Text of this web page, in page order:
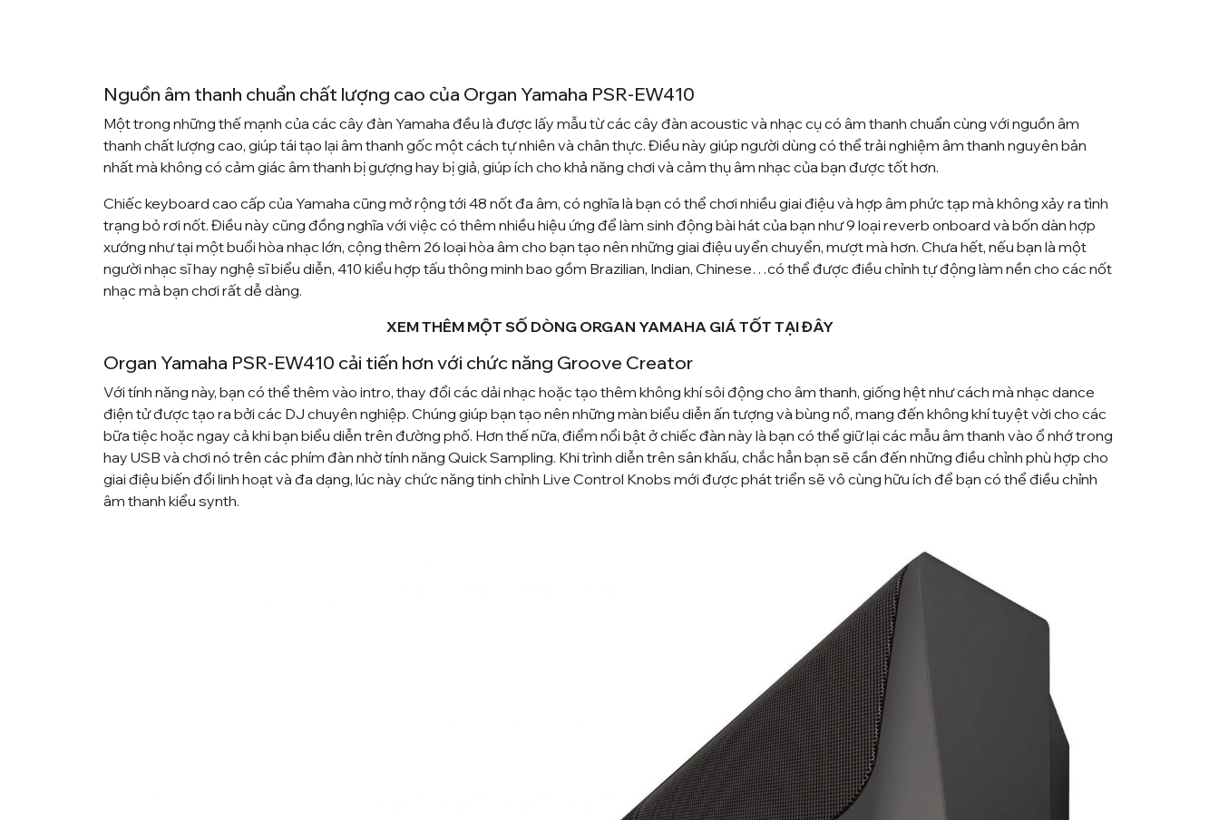
Nguồn âm thanh chuẩn chất lượng cao của Organ Yamaha PSR-EW410
Một trong những thế mạnh của các cây đàn Yamaha đều là được lấy mẫu từ các cây đàn acoustic và nhạc cụ có âm thanh chuẩn cùng với nguồn âm
thanh chất lượng cao, giúp tái tạo lại âm thanh gốc một cách tự nhiên và chân thực. Điều này giúp người dùng có thể trải nghiệm âm thanh nguyên bản
nhất mà không có cảm giác âm thanh bị gượng hay bị giả, giúp ích cho khả năng chơi và cảm thụ âm nhạc của bạn được tốt hơn.
Chiếc keyboard cao cấp của Yamaha cũng mở rộng tới 48 nốt đa âm, có nghĩa là bạn có thể chơi nhiều giai điệu và hợp âm phức tạp mà không xảy ra tình
trạng bỏ rơi nốt. Điều này cũng đồng nghĩa với việc có thêm nhiều hiệu ứng để làm sinh động bài hát của bạn như 9 loại reverb onboard và bốn dàn hợp
xướng như tại một buổi hòa nhạc lớn, cộng thêm 26 loại hòa âm cho bạn tạo nên những giai điệu uyển chuyển, mượt mà hơn. Chưa hết, nếu bạn là một
người nhạc sĩ hay nghệ sĩ biểu diễn, 410 kiểu hợp tấu thông minh bao gồm Brazilian, Indian, Chinese…có thể được điều chỉnh tự động làm nền cho các nốt
nhạc mà bạn chơi rất dễ dàng.
XEM THÊM MỘT SỐ DÒNG ORGAN YAMAHA GIÁ TỐT TẠI ĐÂY
Organ Yamaha PSR-EW410 cải tiến hơn với chức năng Groove Creator
Với tính năng này, bạn có thể thêm vào intro, thay đổi các dải nhạc hoặc tạo thêm không khí sôi động cho âm thanh, giống hệt như cách mà nhạc dance
điện tử được tạo ra bởi các DJ chuyên nghiệp. Chúng giúp bạn tạo nên những màn biểu diễn ấn tượng và bùng nổ, mang đến không khí tuyệt vời cho các
bữa tiệc hoặc ngay cả khi bạn biểu diễn trên đường phố. Hơn thế nữa, điểm nổi bật ở chiếc đàn này là bạn có thể giữ lại các mẫu âm thanh vào ổ nhớ trong
hay USB và chơi nó trên các phím đàn nhờ tính năng Quick Sampling. Khi trình diễn trên sân khấu, chắc hẳn bạn sẽ cần đến những điều chỉnh phù hợp cho
giai điệu biến đổi linh hoạt và đa dạng, lúc này chức năng tinh chỉnh Live Control Knobs mới được phát triển sẽ vô cùng hữu ích để bạn có thể điều chỉnh
âm thanh kiểu synth.